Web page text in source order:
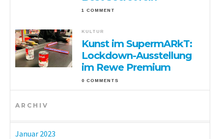
1 COMMENT
KULTUR
Kunst im SupermARkT:
Lockdown-Ausstellung
im Rewe Premium
0 COMMENTS
ARCHIV
Januar 2023